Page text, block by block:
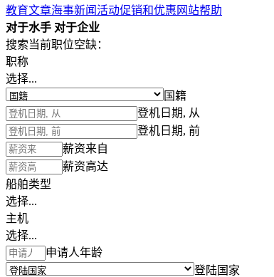
教育文章海事新闻活动促销和优惠 网站帮助
对于水手 对于企业
搜索当前职位空缺：
职称
选择...
国籍
登机日期, 从
登机日期, 前
薪资来自
薪资高达
船舶类型
选择...
主机
选择...
申请人年龄
登陆国家